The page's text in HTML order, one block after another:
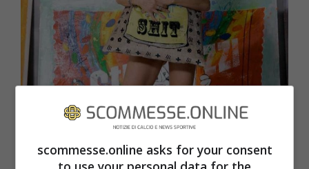
scommesse.online asks for your consent